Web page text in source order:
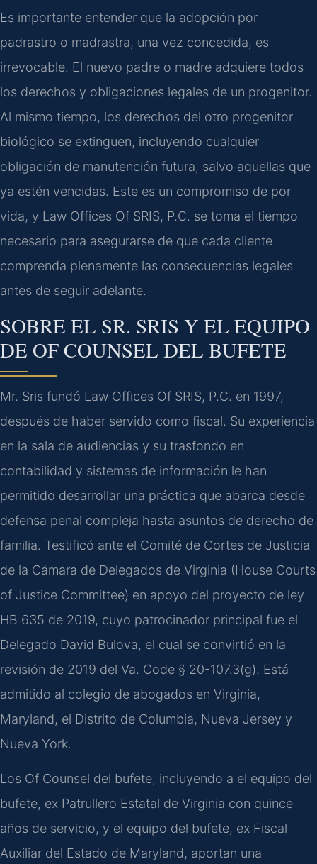
Es importante entender que la adopción por
padrastro o madrastra, una vez concedida, es
irrevocable. El nuevo padre o madre adquiere todos
los derechos y obligaciones legales de un progenitor.
Al mismo tiempo, los derechos del otro progenitor
biológico se extinguen, incluyendo cualquier
obligación de manutención futura, salvo aquellas que
ya estén vencidas. Este es un compromiso de por
vida, y Law Offices Of SRIS, P.C. se toma el tiempo
necesario para asegurarse de que cada cliente
comprenda plenamente las consecuencias legales
antes de seguir adelante.
SOBRE EL SR. SRIS Y EL EQUIPO
DE OF COUNSEL DEL BUFETE
Mr. Sris fundó Law Offices Of SRIS, P.C. en 1997,
después de haber servido como fiscal. Su experiencia
en la sala de audiencias y su trasfondo en
contabilidad y sistemas de información le han
permitido desarrollar una práctica que abarca desde
defensa penal compleja hasta asuntos de derecho de
familia. Testificó ante el Comité de Cortes de Justicia
de la Cámara de Delegados de Virginia (House Courts
of Justice Committee) en apoyo del proyecto de ley
HB 635 de 2019, cuyo patrocinador principal fue el
Delegado David Bulova, el cual se convirtió en la
revisión de 2019 del Va. Code § 20-107.3(g). Está
admitido al colegio de abogados en Virginia,
Maryland, el Distrito de Columbia, Nueva Jersey y
Nueva York.
Los Of Counsel del bufete, incluyendo a el equipo del
bufete, ex Patrullero Estatal de Virginia con quince
años de servicio, y el equipo del bufete, ex Fiscal
Auxiliar del Estado de Maryland, aportan una